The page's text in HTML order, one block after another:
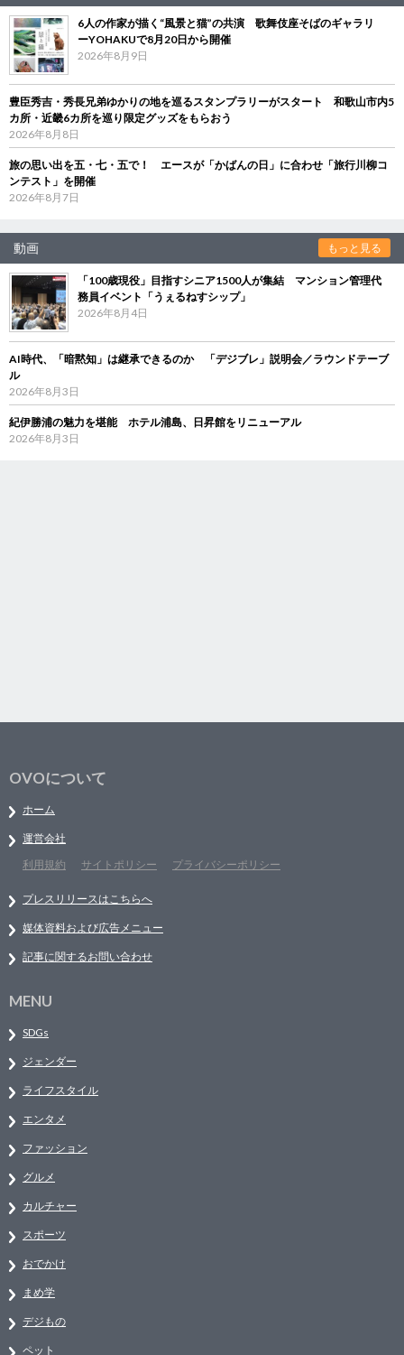
6人の作家が描く“風景と猫”の共演 歌舞伎座そばのギャラリ
ーYOHAKUで8月20日から開催
2026年8月9日
豊臣秀吉・秀長兄弟ゆかりの地を巡るスタンプラリーがスタート 和歌山市内5
カ所・近畿6カ所を巡り限定グッズをもらおう
2026年8月8日
旅の思い出を五・七・五で！ エースが「かばんの日」に合わせ「旅行川柳コ
ンテスト」を開催
2026年8月7日
動画 もっと見る
「100歳現役」目指すシニア1500人が集結 マンション管理代
務員イベント「うぇるねすシップ」
2026年8月4日
AI時代、「暗黙知」は継承できるのか 「デジブレ」説明会／ラウンドテーブ
ル
2026年8月3日
紀伊勝浦の魅力を堪能 ホテル浦島、日昇館をリニューアル
2026年8月3日
OVOについて
ホーム
運営会社
利用規約
サイトポリシー プライバシーポリシー
プレスリリースはこちらへ
媒体資料および広告メニュー
記事に関するお問い合わせ
MENU
SDGs
ジェンダー
ライフスタイル
エンタメ
ファッション
グルメ
カルチャー
スポーツ
おでかけ
まめ学
デジもの
ペット